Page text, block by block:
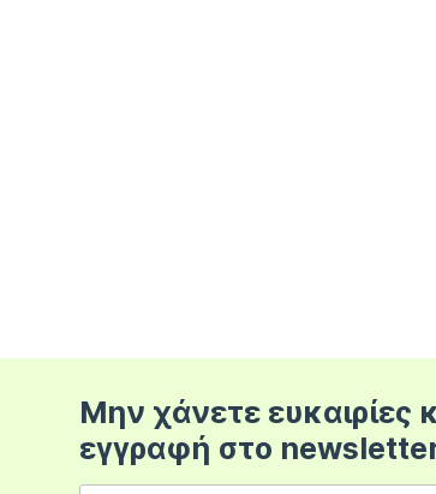
Μην χάνετε ευκαιρίες
εγγραφή στο